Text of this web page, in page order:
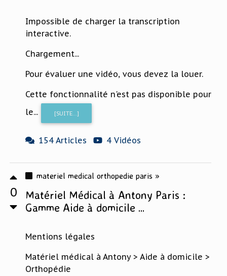
Impossible de charger la transcription
interactive.
Chargement...
Pour évaluer une vidéo, vous devez la louer.
Cette fonctionnalité n'est pas disponible pour
le...
[SUITE...]
154 Articles 4 Vidéos
0
materiel medical orthopedie paris »
Matériel Médical à Antony Paris :
Gamme Aide à domicile ...
Mentions légales
Matériel médical à Antony > Aide à domicile >
Orthopédie